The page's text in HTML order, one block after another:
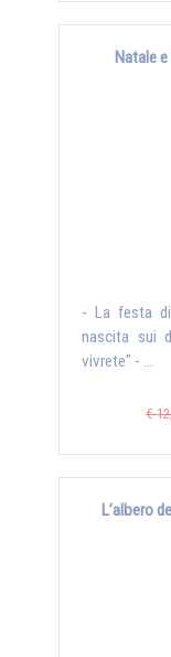
Natale
- La festa
nascita sui
vivrete" - ...
€
L’albero